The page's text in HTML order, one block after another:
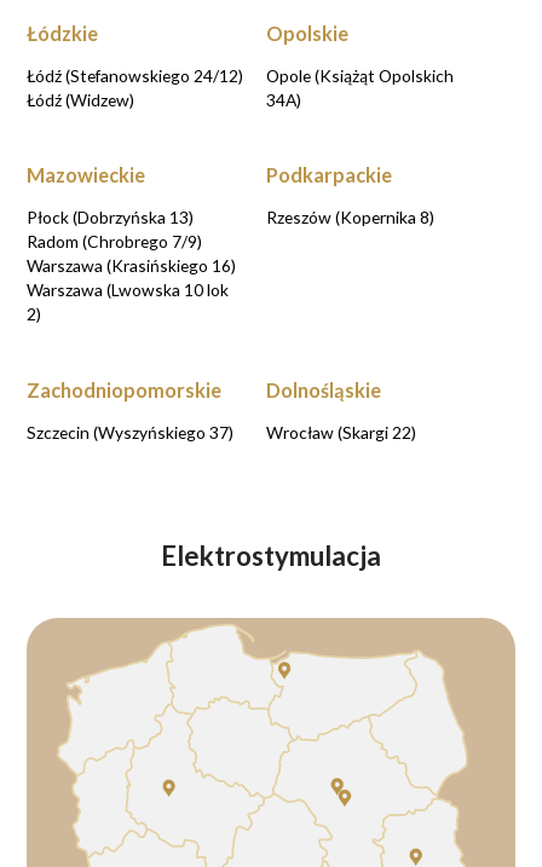
Łódzkie
Łódź (Stefanowskiego 24/12)
Łódź (Widzew)
Opolskie
Opole (Książąt Opolskich
34A)
Mazowieckie
Płock (Dobrzyńska 13)
Radom (Chrobrego 7/9)
Warszawa (Krasińskiego 16)
Warszawa (Lwowska 10 lok
2)
Podkarpackie
Rzeszów (Kopernika 8)
Zachodniopomorskie
Szczecin (Wyszyńskiego 37)
Dolnośląskie
Wrocław (Skargi 22)
Elektrostymulacja